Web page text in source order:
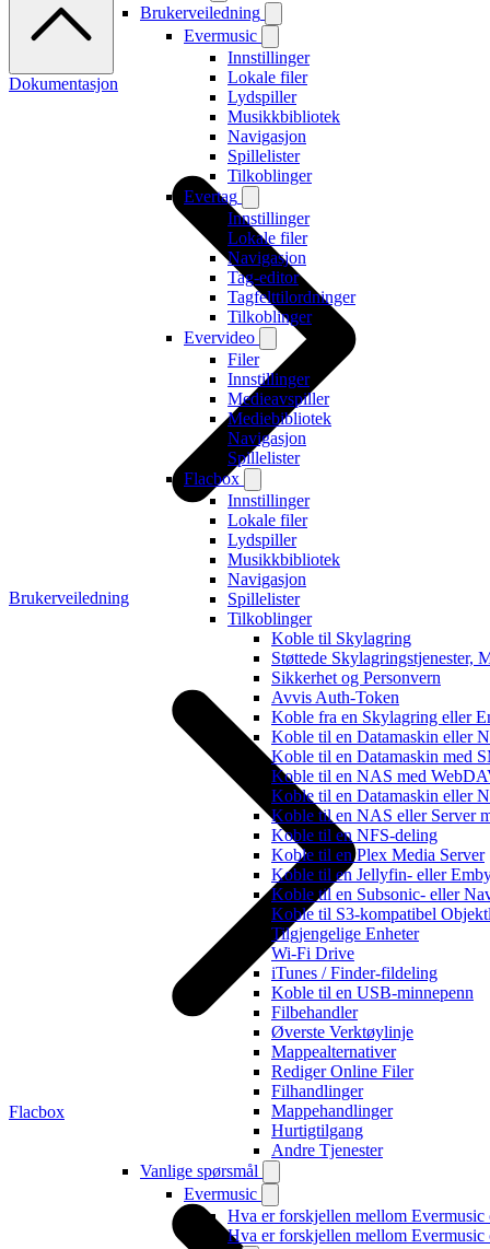
Brukerveiledning
Evermusic
Innstillinger
Lokale filer
Lydspiller
Musikkbibliotek
Navigasjon
Spillelister
Tilkoblinger
Evertag
Innstillinger
Lokale filer
Navigasjon
Tag-editor
Tagfelttilordninger
Tilkoblinger
Evervideo
Filer
Innstillinger
Medieavspiller
Mediebibliotek
Navigasjon
Spillelister
Flacbox
Innstillinger
Lokale filer
Lydspiller
Musikkbibliotek
Navigasjon
Spillelister
Tilkoblinger
Koble til Skylagring
Støttede Skylagringstjenester,
Sikkerhet og Personvern
Avvis Auth-Token
Koble fra en Skylagring eller
Koble til en Datamaskin eller
Koble til en Datamaskin med
Koble til en NAS med
Koble til en Datamaskin eller
Koble til en NAS eller Server
Koble til en NFS-deling
Koble til en Plex Media Server
Koble til en Jellyfin- eller
Koble til en Subsonic- eller
Koble til S3-kompatibel
Tilgjengelige Enheter
Wi-Fi Drive
iTunes / Finder-fildeling
Koble til en USB-minnepenn
Filbehandler
Øverste Verktøylinje
Mappealternativer
Rediger Online Filer
Filhandlinger
Mappehandlinger
Hurtigtilgang
Andre Tjenester
Vanlige spørsmål
Evermusic
Hva er forskjellen mellom Evermusic
Hva er forskjellen mellom Evermusic
Dokumentasjon
Brukerveiledning
Flacbox